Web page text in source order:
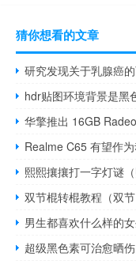
猜你想看的文章
研究发现关于乳腺癌
hdr贴图环境背景是黑
Realme C65 有望作
熙熙攘攘打一字灯谜
双节棍转棍教程（双节
男生都喜欢什么样的
超级黑色素可治愈晒